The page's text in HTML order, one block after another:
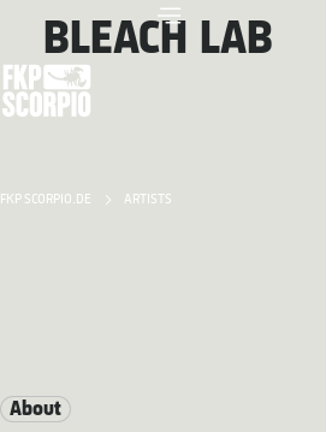
FKP SCORPIO.DE ARTISTS
BLEACH LAB
About